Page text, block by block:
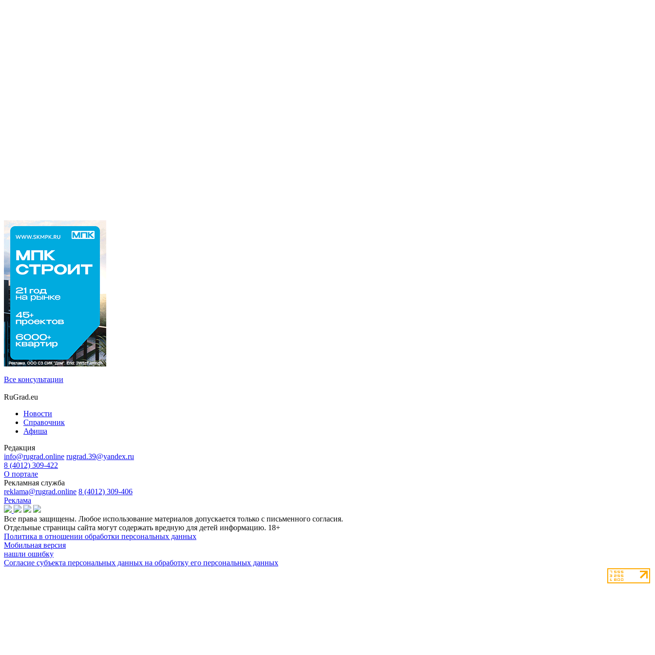
Все консультации
RuGrad.eu
Новости
Справочник
Афиша
Редакция
info@rugrad.online rugrad.39@yandex.ru
8 (4012) 309-422
О портале
Рекламная служба
reklama@rugrad.online 8 (4012) 309-406
Реклама
Все права защищены. Любое использование материалов допускается только с письменного согласия.
Отдельные страницы сайта могут содержать вредную для детей информацию. 18+
Политика в отношении обработки персональных данных
Мобильная версия
нашли ошибку
Согласие субъекта персональных данных на обработку его персональных данных